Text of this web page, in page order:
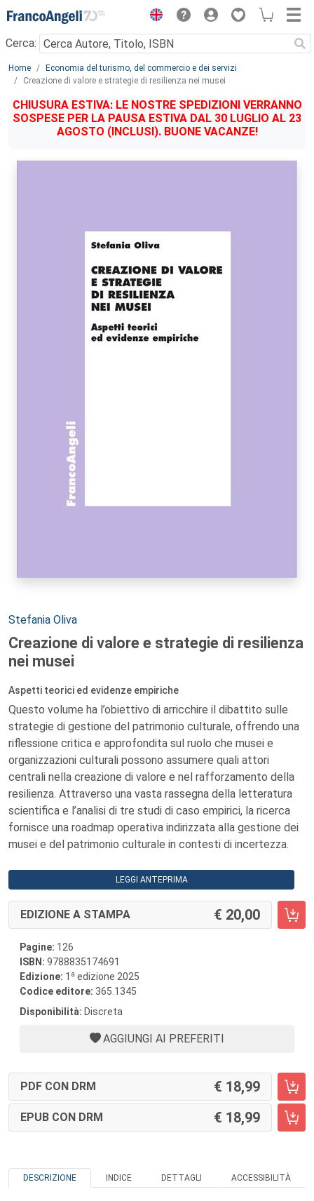
Menu
Cerca:
Main content
Home
Economia del turismo, del commercio e dei servizi
Creazione di valore e strategie di resilienza nei musei
CHIUSURA ESTIVA: LE NOSTRE SPEDIZIONI VERRANNO
SOSPESE PER LA PAUSA ESTIVA DAL 30 LUGLIO AL 23
AGOSTO (INCLUSI). BUONE VACANZE!
Autori:
Stefania Oliva
Creazione di valore e strategie di resilienza
nei musei
Aspetti teorici ed evidenze empiriche
Questo volume ha l’obiettivo di arricchire il dibattito sulle
strategie di gestione del patrimonio culturale, offrendo una
riflessione critica e approfondita sul ruolo che musei e
organizzazioni culturali possono assumere quali attori
centrali nella creazione di valore e nel rafforzamento della
resilienza. Attraverso una vasta rassegna della letteratura
scientifica e l’analisi di tre studi di caso empirici, la ricerca
fornisce una roadmap operativa indirizzata alla gestione dei
musei e del patrimonio culturale in contesti di incertezza.
LEGGI ANTEPRIMA
EDIZIONE A STAMPA 20,00
Pagine: 126
ISBN: 9788835174691
Edizione: 1 a edizione 2025
Codice editore: 365.1345
Disponibilità: Discreta
AGGIUNGI AI PREFERITI
PDF CON DRM 18,99
EPUB CON DRM 18,99
DESCRIZIONE INDICE DETTAGLI ACCESSIBILITÀ